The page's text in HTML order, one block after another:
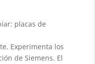
placas de
Experimenta los
de Siemens. El